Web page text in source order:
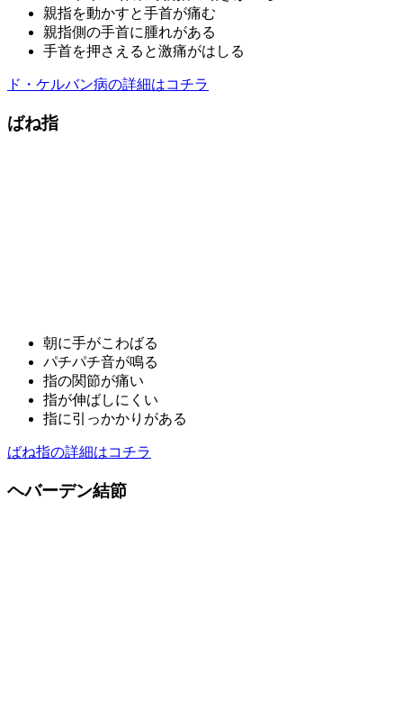
親指を動かすと手首が痛む
親指側の手首に腫れがある
手首を押さえると激痛がはしる
ド・ケルバン病の詳細はコチラ
ばね指
朝に手がこわばる
パチパチ音が鳴る
指の関節が痛い
指が伸ばしにくい
指に引っかかりがある
ばね指の詳細はコチラ
ヘバーデン結節